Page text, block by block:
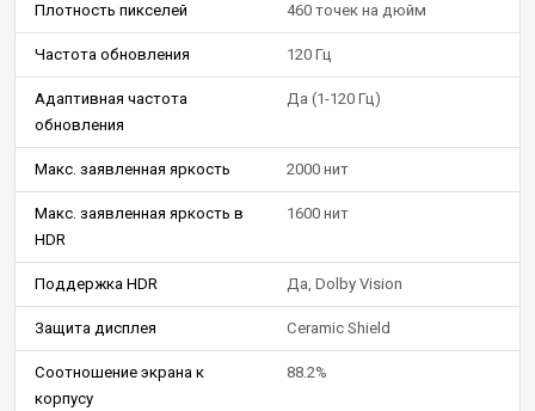
Плотность пикселей 460 точек на дюйм
Частота обновления 120 Гц
Адаптивная частота
обновления
Да (1-120 Гц)
Макс. заявленная яркость 2000 нит
Макс. заявленная яркость в
HDR
1600 нит
Поддержка HDR Да, Dolby Vision
Защита дисплея Ceramic Shield
Соотношение экрана к
корпусу
88.2%